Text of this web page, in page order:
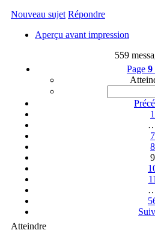
Nouveau sujet Répondre
Aperçu avant impression
559
Page 9
1
7
8
9
11
Atteindre